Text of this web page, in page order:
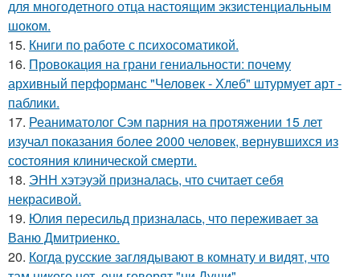
для многодетного отца настоящим экзистенциальным
шоком.
15. Книги по работе с психосоматикой.
16. Провокация на грани гениальности: почему
архивный перформанс "Человек - Хлеб" штурмует арт -
паблики.
17. Реаниматолог Сэм парния на протяжении 15 лет
изучал показания более 2000 человек, вернувшихся из
состояния клинической смерти.
18. ЭНН хэтэуэй призналась, что считает себя
некрасивой.
19. Юлия пересильд призналась, что переживает за
Ваню Дмитриенко.
20. Когда русские заглядывают в комнату и видят, что